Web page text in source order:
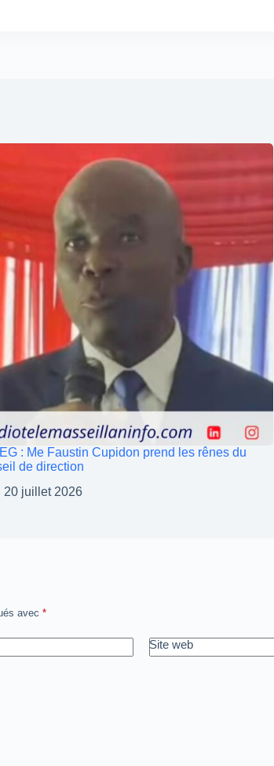
: Me Faustin Cupidon prend les rênes du
de direction
20 juillet 2026
avec *
Site web